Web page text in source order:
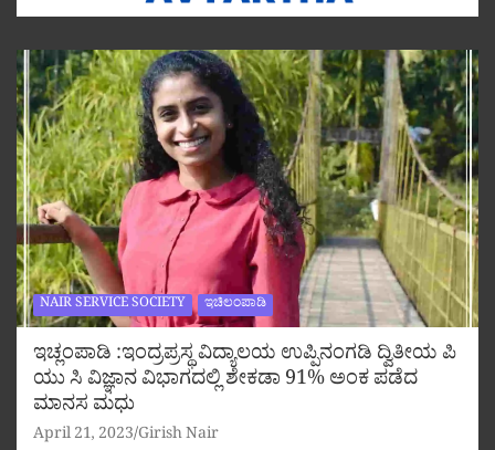
NAIR SERVICE SOCIETY ಇಚಿಲಂಪಾಡಿ
ಇಚ್ಲಂಪಾಡಿ :ಇಂದ್ರಪ್ರಸ್ಥ ವಿದ್ಯಾಲಯ ಉಪ್ಪಿನಂಗಡಿ ದ್ವಿತೀಯ ಪಿ
ಯು ಸಿ ವಿಜ್ಞಾನ ವಿಭಾಗದಲ್ಲಿ ಶೇಕಡಾ 91% ಅಂಕ ಪಡೆದ
ಮಾನಸ ಮಧು
April 21, 2023 Girish Nair